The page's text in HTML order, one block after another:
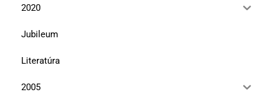
2020
Jubileum
Literatúra
2005